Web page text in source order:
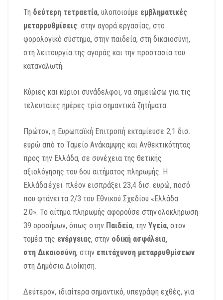
Τη δεύτερη τετραετία, υλοποιούμε εμβληματικές
μεταρρυθμίσεις: στην αγορά εργασίας, στο
φορολογικό σύστημα, στην παιδεία, στη δικαιοσύνη,
στη λειτουργία της αγοράς και την προστασία του
καταναλωτή.
Κύριες και κύριοι συνάδελφοι, να σημειώσω για τις
τελευταίες ημέρες τρία σημαντικά ζητήματα:
Πρώτον, η Ευρωπαϊκή Επιτροπή εκταμίευσε 2,1 δισ.
ευρώ από το Ταμείο Ανάκαμψης και Ανθεκτικότητας
προς την Ελλάδα, σε συνέχεια της θετικής
αξιολόγησης του 6ου αιτήματος πληρωμής. Η
Ελλάδα έχει πλέον εισπράξει 23,4 δισ. ευρώ, ποσό
που φτάνει τα 2/3 του Εθνικού Σχεδίου «Ελλάδα
2.0». Το αίτημα πληρωμής αφορούσε στην ολοκλήρωση
39 οροσήμων, όπως στην Παιδεία, την Υγεία, στον
τομέα της ενέργειας, στην οδική ασφάλεια,
στη Δικαιοσύνη, στην επιτάχυνση μεταρρυθμίσεων
στη Δημόσια Διοίκηση.
Δεύτερον, ιδιαίτερα σημαντικό, υπεγράφη εχθές, για